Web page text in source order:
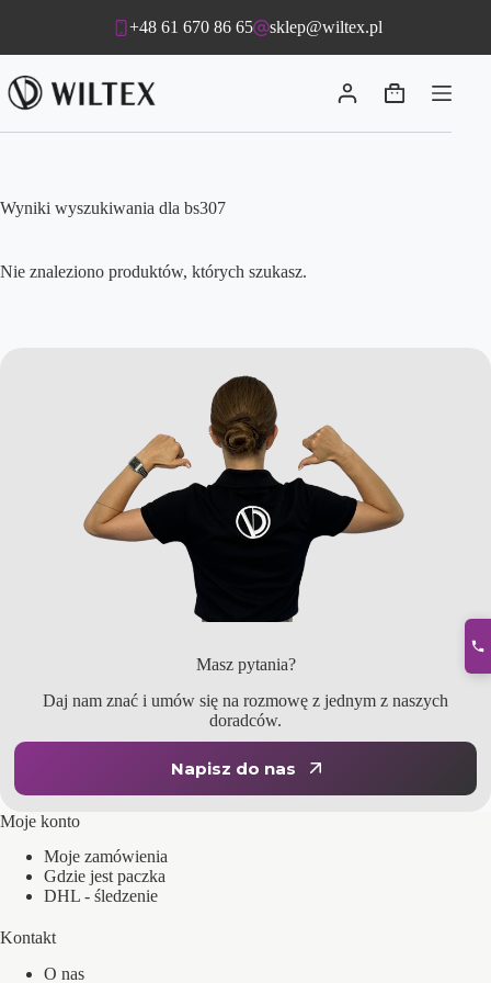
+48 61 670 86 65 sklep@wiltex.pl
Koszyk
Wyniki wyszukiwania dla bs307
Nie znaleziono produktów, których szukasz.
Masz pytania?
Daj nam znać i umów się na rozmowę z jednym z naszych
doradców.
Napisz do nas
Moje konto
Moje zamówienia
Gdzie jest paczka
DHL - śledzenie
Kontakt
O nas